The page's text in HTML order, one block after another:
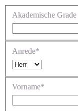
Akademische Grade
Anrede*
Vorname*